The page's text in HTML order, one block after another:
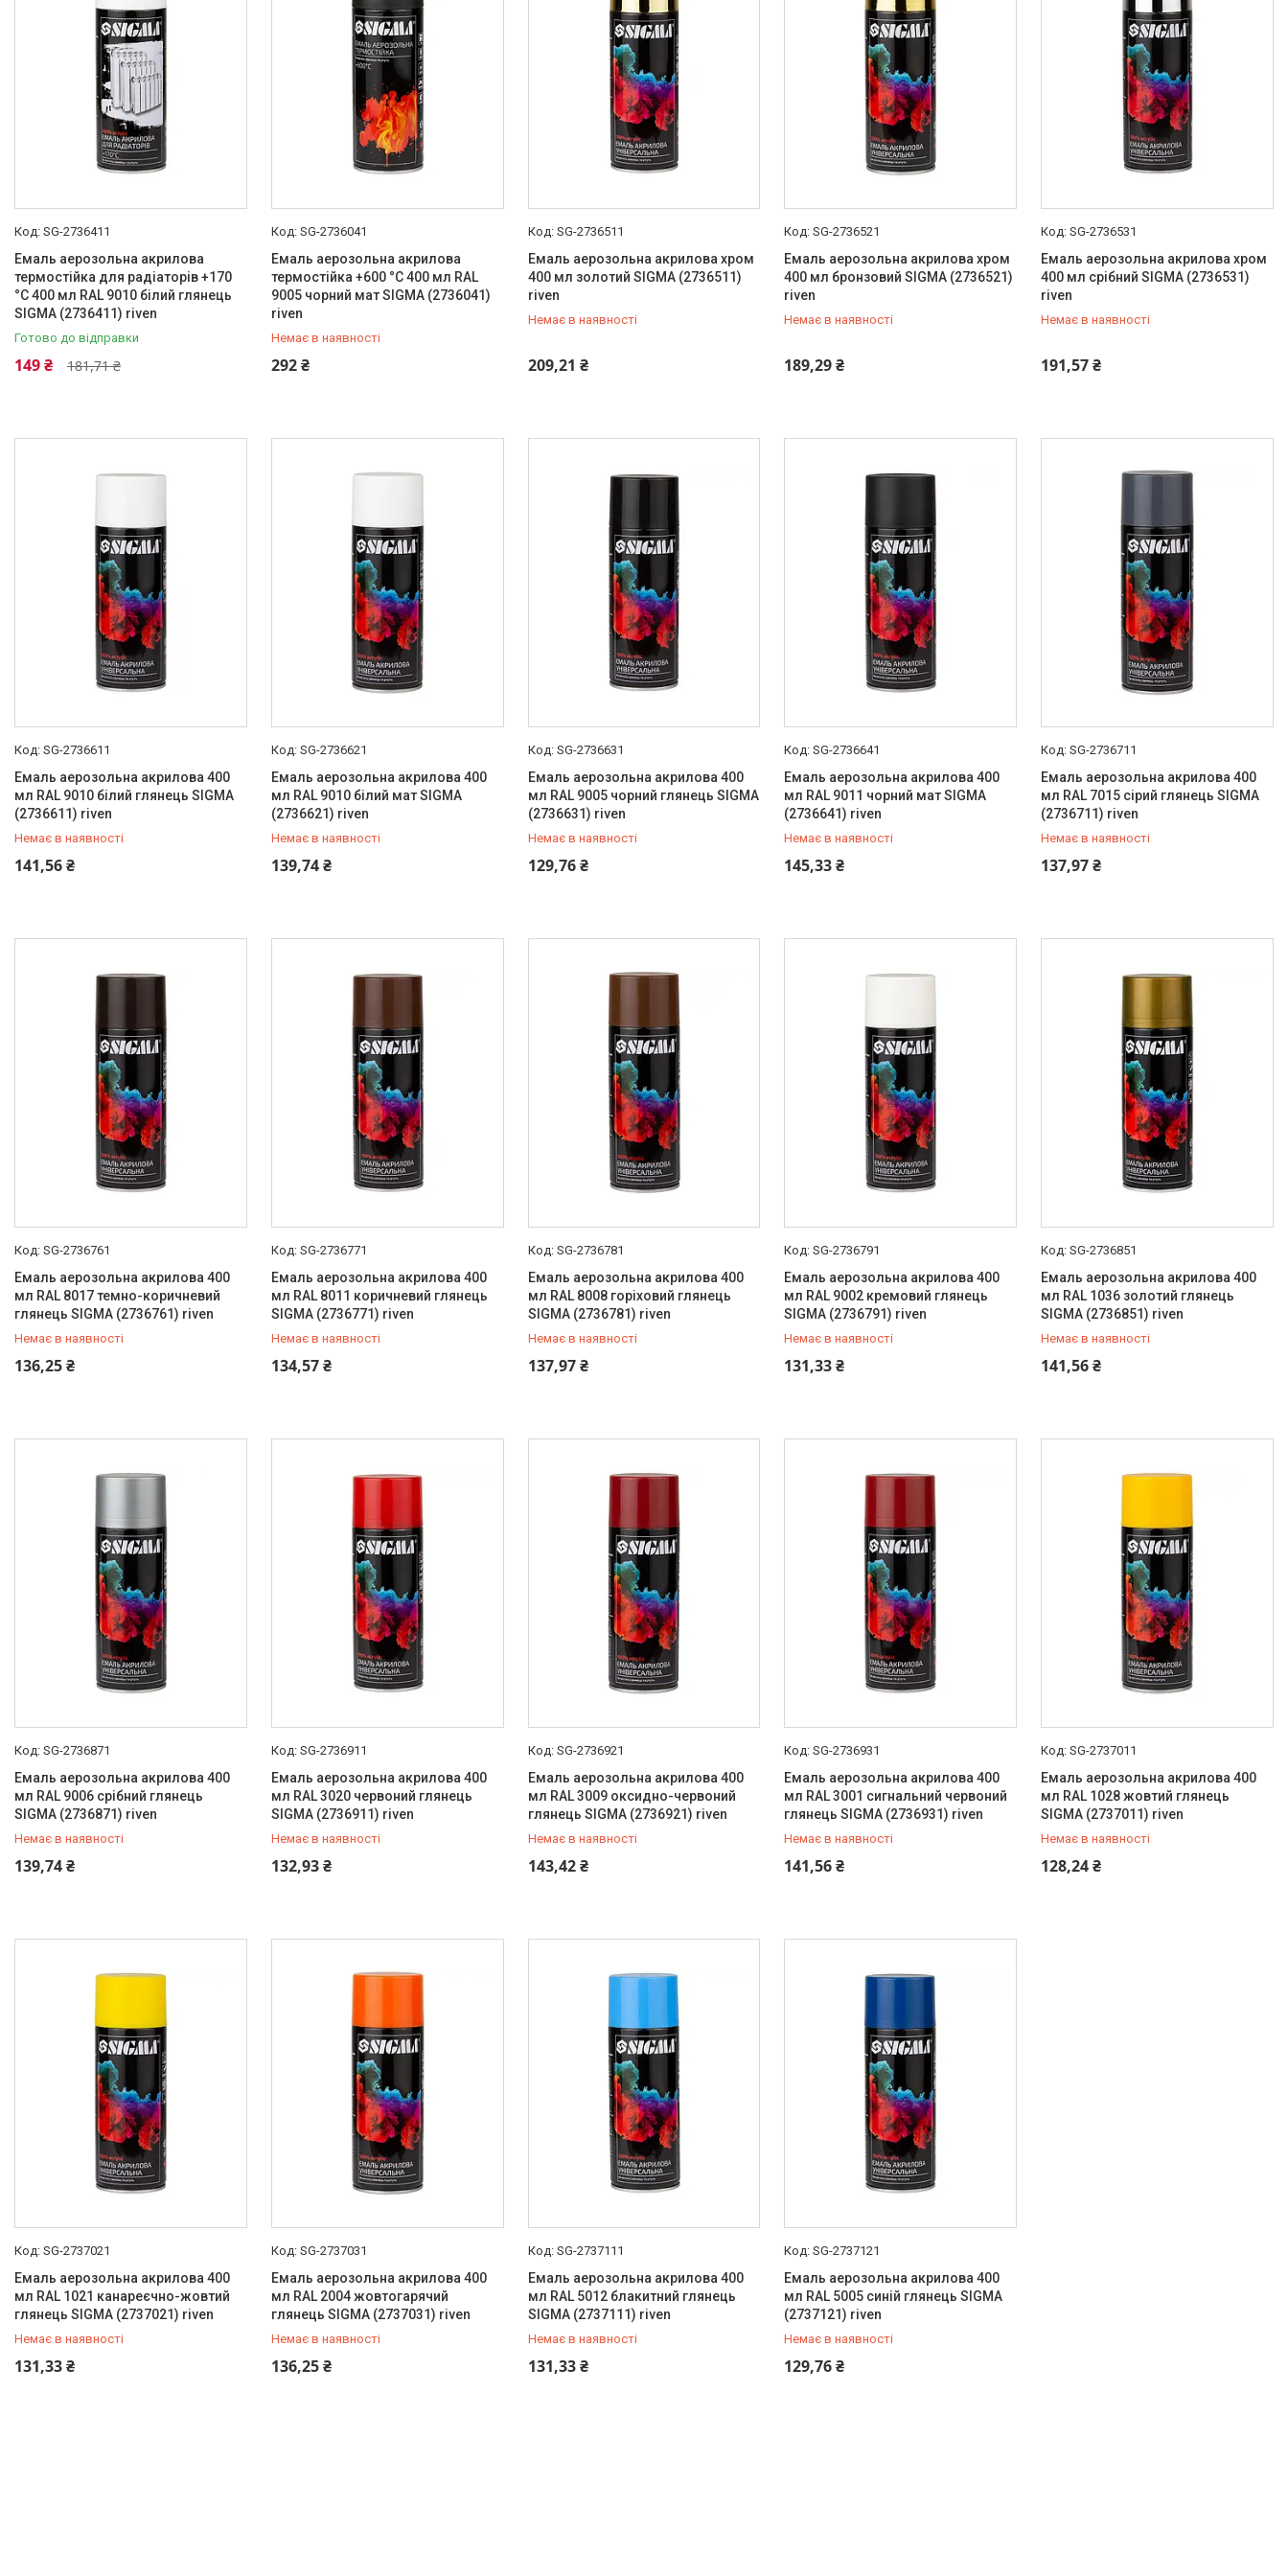
SG-2736411
Емаль аерозольна акрилова
термостійка для радіаторів +170
°C 400 мл RAL 9010 білий глянець
SIGMA (2736411) riven
Готово до відправки
181,71 ₴
149 ₴
SG-2736041
Емаль аерозольна акрилова
термостійка +600 °C 400 мл RAL
9005 чорний мат SIGMA (2736041)
riven
Немає в наявності
292 ₴
+380 (99) 454-50-15
SG-2736511
Емаль аерозольна акрилова хром
400 мл золотий SIGMA (2736511)
riven
Немає в наявності
209,21 ₴
+380 (99) 454-50-15
SG-2736521
Емаль аерозольна акрилова хром
400 мл бронзовий SIGMA (2736521)
riven
Немає в наявності
189,29 ₴
+380 (99) 454-50-15
SG-2736531
Емаль аерозольна акрилова хром
400 мл срібний SIGMA (2736531)
riven
Немає в наявності
191,57 ₴
+380 (99) 454-50-15
SG-2736611
Емаль аерозольна акрилова 400
мл RAL 9010 білий глянець SIGMA
(2736611) riven
Немає в наявності
141,56 ₴
+380 (99) 454-50-15
SG-2736621
Емаль аерозольна акрилова 400
мл RAL 9010 білий мат SIGMA
(2736621) riven
Немає в наявності
139,74 ₴
+380 (99) 454-50-15
SG-2736631
Емаль аерозольна акрилова 400
мл RAL 9005 чорний глянець SIGMA
(2736631) riven
Немає в наявності
129,76 ₴
+380 (99) 454-50-15
SG-2736641
Емаль аерозольна акрилова 400
мл RAL 9011 чорний мат SIGMA
(2736641) riven
Немає в наявності
145,33 ₴
+380 (99) 454-50-15
SG-2736711
Емаль аерозольна акрилова 400
мл RAL 7015 сірий глянець SIGMA
(2736711) riven
Немає в наявності
137,97 ₴
+380 (99) 454-50-15
SG-2736761
Емаль аерозольна акрилова 400
мл RAL 8017 темно-коричневий
глянець SIGMA (2736761) riven
Немає в наявності
136,25 ₴
+380 (99) 454-50-15
SG-2736771
Емаль аерозольна акрилова 400
мл RAL 8011 коричневий глянець
SIGMA (2736771) riven
Немає в наявності
134,57 ₴
+380 (99) 454-50-15
SG-2736781
Емаль аерозольна акрилова 400
мл RAL 8008 горіховий глянець
SIGMA (2736781) riven
Немає в наявності
137,97 ₴
+380 (99) 454-50-15
SG-2736791
Емаль аерозольна акрилова 400
мл RAL 9002 кремовий глянець
SIGMA (2736791) riven
Немає в наявності
131,33 ₴
+380 (99) 454-50-15
SG-2736851
Емаль аерозольна акрилова 400
мл RAL 1036 золотий глянець
SIGMA (2736851) riven
Немає в наявності
141,56 ₴
+380 (99) 454-50-15
SG-2736871
Емаль аерозольна акрилова 400
мл RAL 9006 срібний глянець
SIGMA (2736871) riven
Немає в наявності
139,74 ₴
+380 (99) 454-50-15
SG-2736911
Емаль аерозольна акрилова 400
мл RAL 3020 червоний глянець
SIGMA (2736911) riven
Немає в наявності
132,93 ₴
+380 (99) 454-50-15
SG-2736921
Емаль аерозольна акрилова 400
мл RAL 3009 оксидно-червоний
глянець SIGMA (2736921) riven
Немає в наявності
143,42 ₴
+380 (99) 454-50-15
SG-2736931
Емаль аерозольна акрилова 400
мл RAL 3001 сигнальний червоний
глянець SIGMA (2736931) riven
Немає в наявності
141,56 ₴
+380 (99) 454-50-15
SG-2737011
Емаль аерозольна акрилова 400
мл RAL 1028 жовтий глянець
SIGMA (2737011) riven
Немає в наявності
128,24 ₴
+380 (99) 454-50-15
SG-2737021
Емаль аерозольна акрилова 400
мл RAL 1021 канареєчно-жовтий
глянець SIGMA (2737021) riven
Немає в наявності
131,33 ₴
+380 (99) 454-50-15
SG-2737031
Емаль аерозольна акрилова 400
мл RAL 2004 жовтогарячий
глянець SIGMA (2737031) riven
Немає в наявності
136,25 ₴
+380 (99) 454-50-15
SG-2737111
Емаль аерозольна акрилова 400
мл RAL 5012 блакитний глянець
SIGMA (2737111) riven
Немає в наявності
131,33 ₴
+380 (99) 454-50-15
SG-2737121
Емаль аерозольна акрилова 400
мл RAL 5005 синій глянець SIGMA
(2737121) riven
Немає в наявності
129,76 ₴
+380 (99) 454-50-15